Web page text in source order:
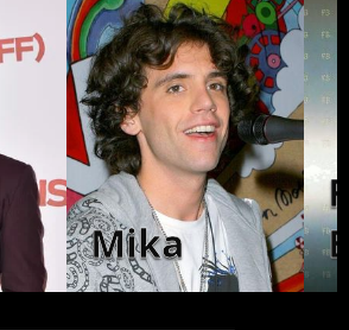
Mika